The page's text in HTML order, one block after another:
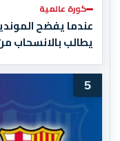
كورة عالمية
عندما يفضح
المغرب المباراة
5